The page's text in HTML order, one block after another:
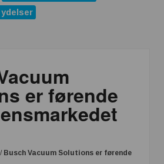
er førende
/ Busch Vacuum Solutions er førende